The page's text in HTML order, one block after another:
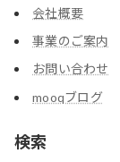
会社概要
事業のご案内
お問い合わせ
mooqブログ
検索